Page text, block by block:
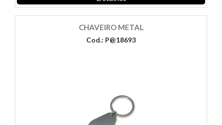
CHAVEIRO METAL
Cod.: P@18693